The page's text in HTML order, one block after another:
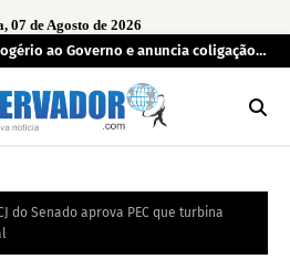
07 de Agosto de 2026
ao Governo e anuncia coligação
Rondônia
do Senado aprova PEC que turbina